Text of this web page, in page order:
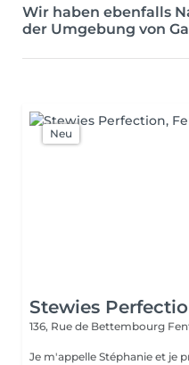
Wir haben ebenfalls
der Umgebung von
Neu
Stewies
136, Rue de Bettembourg
Je m'appelle Stéphanie et je